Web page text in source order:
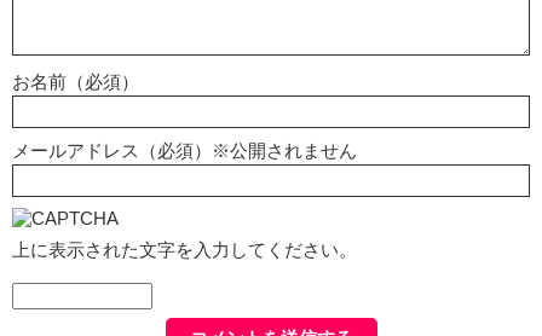
お名前（必須）
メールアドレス（必須）※公開されません
上に表示された文字を入力してください。